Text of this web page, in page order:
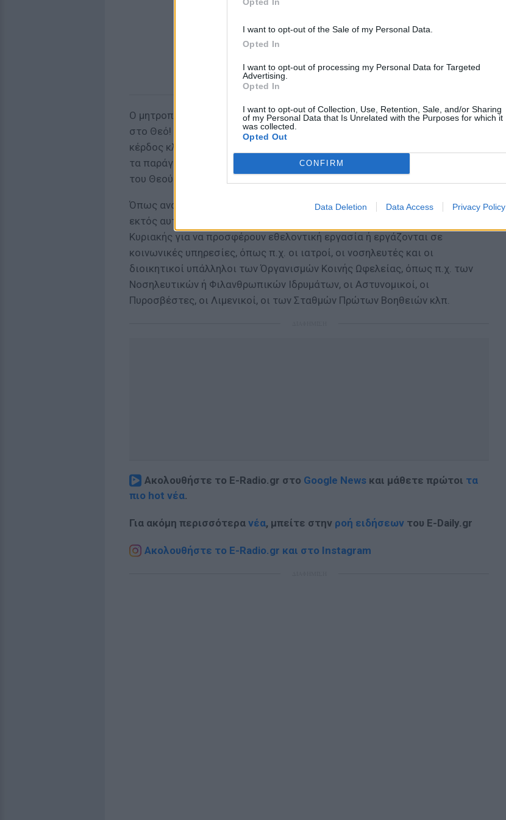
I want to opt-out of the Sale of my Personal Data.
Opted In
I want to opt-out of processing my Personal Data for Targeted
Advertising.
Opted In
I want to opt-out of Collection, Use, Retention, Sale, and/or Sharing
of my Personal Data that Is Unrelated with the Purposes for which it
was collected.
Opted Out
CONFIRM
Data Deletion Data Access Privacy Policy
Ο μητροπολίτης τονίζει: "Ο χρόνος της Κυριακής δεν είναι δικός μας! Ανήκει
στο Θεό! ¶ρα ο χρόνος που χρησιμοποιείται για βιοπορισμό μας, για
κέρδος κλπ. είναι χρόνος κλεμμένος! Τον κλέβουμε από το Θεό! Επομένως
τα παράγωγα αυτού του χρόνου είναι καταραμένα! Δεν έχουν την ευλογία
του Θεού!".
Όπως αναφέρει, υπάρχουν μερικές κατηγορίες επαγγελμάτων που είναι
εκτός αυτού του κανόνα, δηλαδή όσοι εργάζονται κατά την ημέρα της
Κυριακής για να προσφέρουν εθελοντική εργασία ή εργάζονται σε
κοινωνικές υπηρεσίες, όπως π.χ. οι ιατροί, οι νοσηλευτές και οι
διοικητικοί υπάλληλοι των Όργανισμών Κοινής Ωφελείας, όπως π.χ. των
Νοσηλευτικών ή Φιλανθρωπικών Ιδρυμάτων, οι Αστυνομικοί, οι
Πυροσβέστες, οι Λιμενικοί, οι των Σταθμών Πρώτων Βοηθειών κλπ.
Ακολουθήστε το E-Radio.gr στο Google News και μάθετε πρώτοι τα
πιο hot νέα.
Για ακόμη περισσότερα νέα, μπείτε στην ροή ειδήσεων του E-Daily.gr
Ακολουθήστε το E-Radio.gr και στο Instagram